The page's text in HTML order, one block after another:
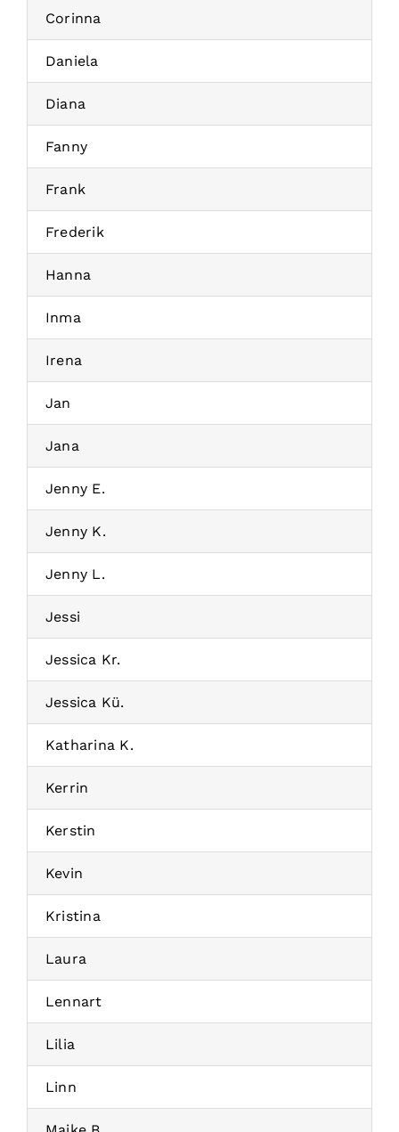
Corinna
Daniela
Diana
Fanny
Frank
Frederik
Hanna
Inma
Irena
Jan
Jana
Jenny E.
Jenny K.
Jenny L.
Jessi
Jessica Kr.
Jessica Kü.
Katharina K.
Kerrin
Kerstin
Kevin
Kristina
Laura
Lennart
Lilia
Linn